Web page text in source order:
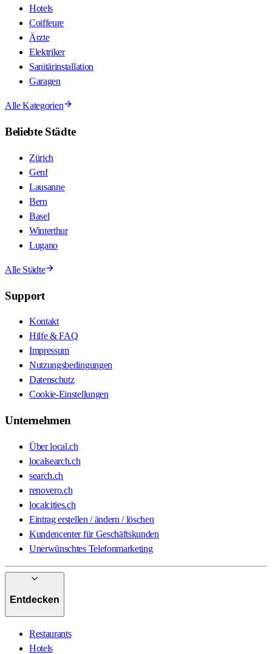
Hotels
Coiffeure
Ärzte
Elektriker
Sanitärinstallation
Garagen
Alle Kategorien
Beliebte Städte
Zürich
Genf
Lausanne
Bern
Basel
Winterthur
Lugano
Alle Städte
Support
Kontakt
Hilfe & FAQ
Impressum
Nutzungsbedingungen
Datenschutz
Cookie-Einstellungen
Unternehmen
Über local.ch
localsearch.ch
search.ch
renovero.ch
localcities.ch
Eintrag erstellen / ändern / löschen
Kundencenter für Geschäftskunden
Unerwünschtes Telefonmarketing
Entdecken
Restaurants
Hotels